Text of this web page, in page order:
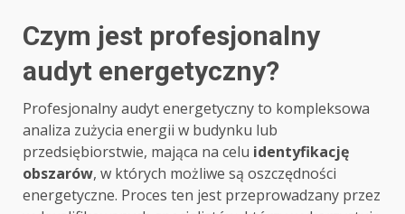
Czym jest profesjonalny
audyt energetyczny?
Profesjonalny audyt energetyczny to kompleksowa
analiza zużycia energii w budynku lub
przedsiębiorstwie, mająca na celu identyfikację
obszarów, w których możliwe są oszczędności
energetyczne. Proces ten jest przeprowadzany przez